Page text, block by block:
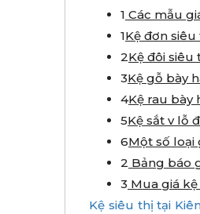
1 Các mẫu
1Kệ đơn siêu
2Kệ đôi siêu
3Kệ gỗ bày
4Kệ rau bày
5Kệ sắt v lỗ
6Một số loại
2 Bảng báo
3 Mua giá
Kệ siêu thị tại